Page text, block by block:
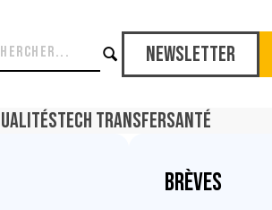
Newsletter
Tech TransferSanté
Brèves